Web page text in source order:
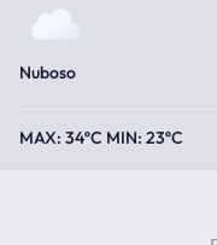
Nuboso
34ºC 23ºC